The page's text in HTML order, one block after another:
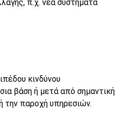
π.χ. νέα συστήματα
κινδύνου
βάση ή μετά από σημαντική
την παροχή υπηρεσιών.